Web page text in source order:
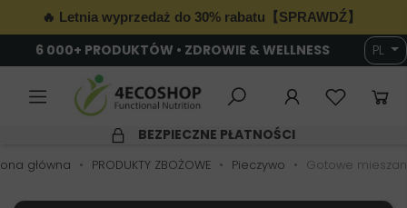
🔥 Letnia wyprzedaż do 30% rabatu【SPRAWDŹ】
6 000+ PRODUKTÓW • ZDROWIE & WELLNESS PL
BEZPIECZNE PŁATNOŚCI
główna PRODUKTY ZBOŻOWE Pieczywo Gotowe